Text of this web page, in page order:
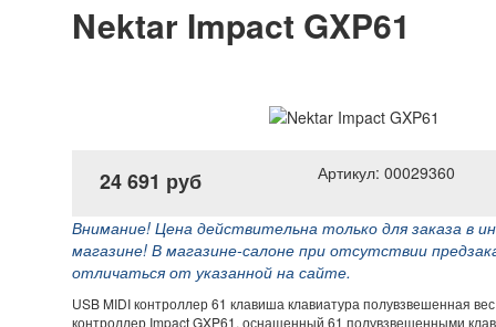
Nektar Impact GXP61
24 691 руб Артикул: 00029360
Внимание! Цена действительна только для заказа в
магазине! В магазине-салоне при отсутствии
отличаться от указанной на сайте.
USB MIDI контроллер 61 клавиша клавиатура полувзвешенная
контроллер Impact GXP61, оснащенный 61 полувзвешенными